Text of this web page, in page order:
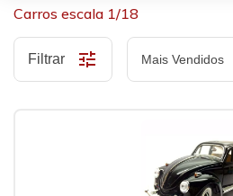
Carros escala 1/18
Filtrar